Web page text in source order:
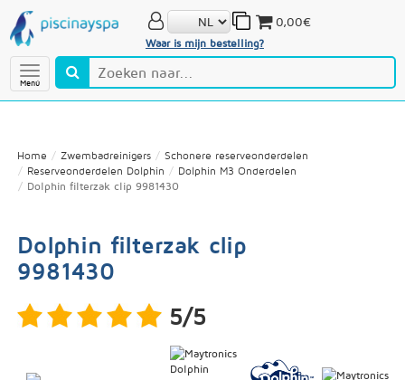
Menú
Waar is mijn bestelling?
0,00€
Home Zwembadreinigers
Schonere reserveonderdelen
Reserveonderdelen Dolphin
Dolphin M3 Onderdelen
Dolphin filterzak clip 9981430
Dolphin filterzak clip
9981430
5/5